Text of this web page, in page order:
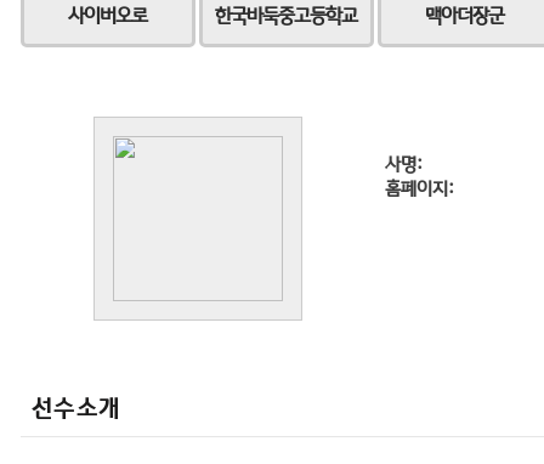
사이버오로 한국바둑중고등학교 맥아더장군
사명:
홈페이지:
선수소개